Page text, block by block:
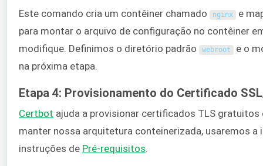
Este comando cria um contêiner chamado nginx e
para montar o arquivo de configuração no contêiner
modifique. Definimos o diretório padrão
webroot e o
na próxima etapa.
Etapa 4: Provisionamento do Certificado
Certbot ajuda a provisionar certificados TLS
manter nossa arquitetura conteinerizada, usaremos
instruções de Pré-requisitos